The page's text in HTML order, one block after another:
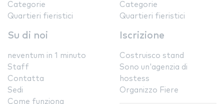
Categorie
Quartieri fieristici
Categorie
Quartieri fieristici
Su di noi
neventum in 1 minuto
Staff
Contatta
Sedi
Come funziona
Iscrizione
Costruisco stand
Sono un'agenzia di
hostess
Organizzo Fiere